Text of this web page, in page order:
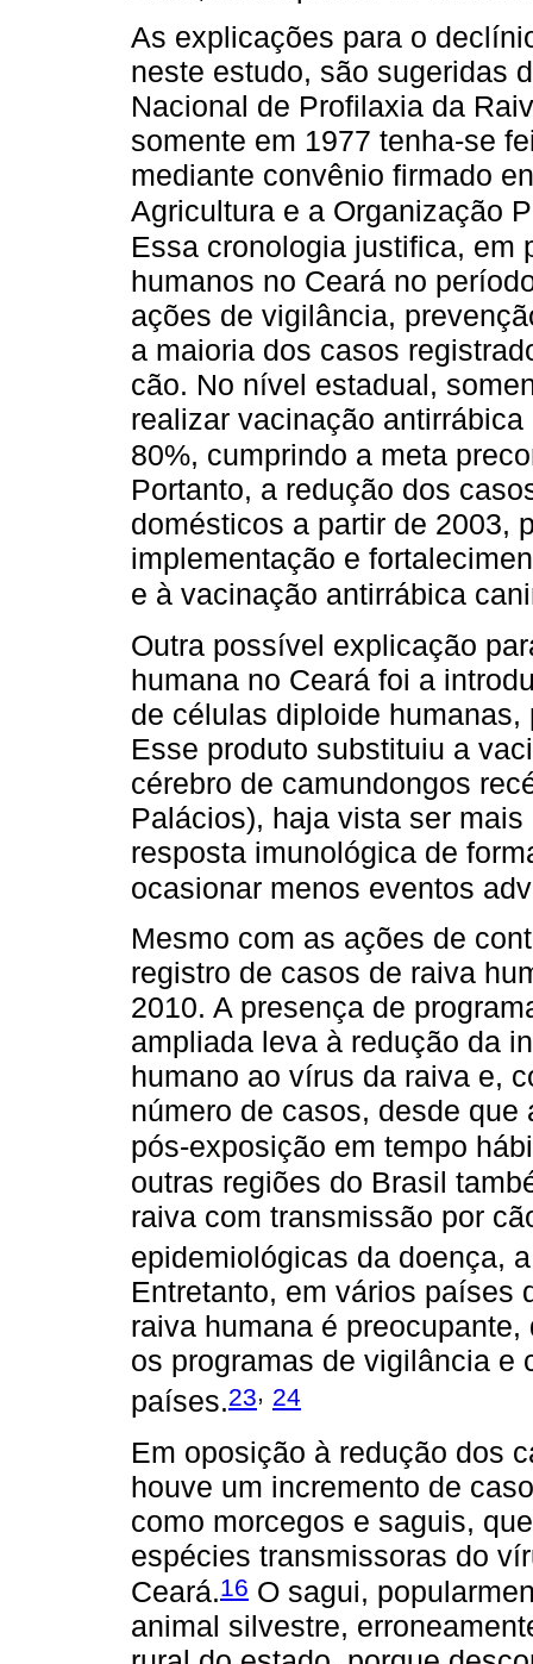
As explicações para o
neste estudo, são sugeridas
Nacional de Profilaxia da
somente em 1977 tenha-se
mediante convênio firmado
Agricultura e a Organização
Essa cronologia justifica, em
humanos no Ceará no
ações de vigilância,
a maioria dos casos
cão. No nível estadual,
realizar vacinação
80%, cumprindo a meta
Portanto, a redução dos
domésticos a partir de 2003,
implementação e
e à vacinação antirrábica
Outra possível explicação
humana no Ceará foi a
de células diploide
Esse produto substituiu a
cérebro de camundongos
Palácios), haja vista ser
resposta imunológica de
ocasionar menos eventos
Mesmo com as ações de
registro de casos de raiva
2010. A presença de
ampliada leva à redução da
humano ao vírus da raiva e,
número de casos, desde
pós-exposição em tempo
outras regiões do Brasil
raiva com transmissão por
epidemiológicas da doença,
Entretanto, em vários países
raiva humana é
os programas de vigilância e
países.23, 24
Em oposição à redução dos
houve um incremento de
como morcegos e saguis,
espécies transmissoras do
Ceará.16 O sagui,
animal silvestre,